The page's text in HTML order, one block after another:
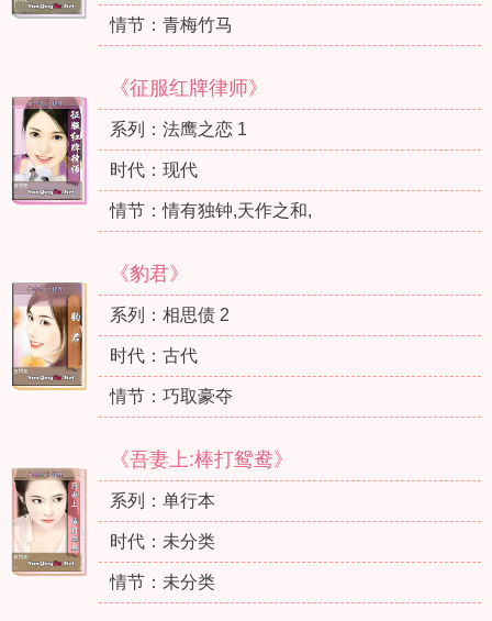
情节：青梅竹马
《征服红牌律师》
系列：法鹰之恋 1
时代：现代
情节：情有独钟,天作之和,
《豹君》
系列：相思债 2
时代：古代
情节：巧取豪夺
《吾妻上:棒打鸳鸯》
系列：单行本
时代：未分类
情节：未分类